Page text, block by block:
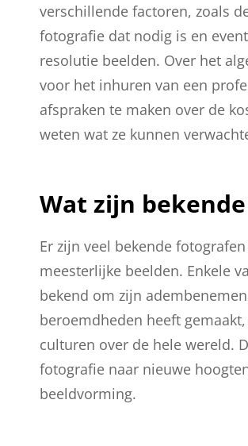
verschillende factoren, zoals
fotografie dat nodig is en
resolutie beelden. Over het
voor het inhuren van een
afspraken te maken over de
weten wat ze kunnen
Wat zijn
Er zijn veel bekende
meesterlijke beelden. Enkele
bekend om zijn
beroemdheden heeft
culturen over de hele wereld.
fotografie naar nieuwe
beeldvorming.